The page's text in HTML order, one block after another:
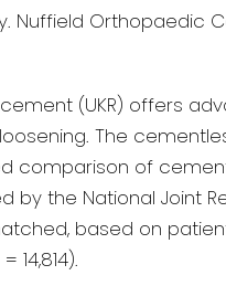
Nuffield Orthopaedic
(UKR) offers
The
comparison of
by the National Joint
based on
14,814).